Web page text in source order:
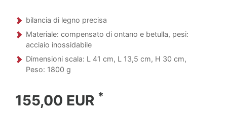
bilancia di legno precisa
Materiale: compensato di ontano e betulla, pesi:
acciaio inossidabile
Dimensioni scala: L 41 cm, L 13,5 cm, H 30 cm,
Peso: 1800 g
155,00 EUR *